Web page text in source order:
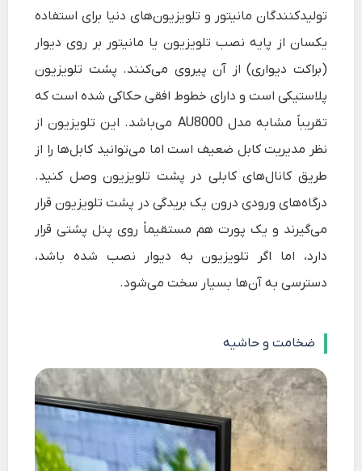
تولیدکنندگان مانیتور و تلویزیون‌های دنیا برای استفاده
یکسان از پایه نصب تلویزیون یا مانیتور بر روی دیوار
(براکت دیواری) از آن پیروی می‌کنند. پشت تلویزیون
پلاستیکی است و دارای خطوط افقی حکاکی شده است که
تقریباً مشابه مدل AU8000 می‌باشد. این تلویزیون از
نظر مدیریت کابل ضعیف است اما می‌توانید کابل‌ها را از
طریق کانال‌های کابلی در پشت تلویزیون وصل کنید.
درگاه‌های ورودی درون یک بریدگی در پشت تلویزیون قرار
می‌گیرند و یک پورت هم مستقیماً روی پنل پشتی قرار
دارد، اما اگر تلویزیون به دیوار نصب شده باشد،
دسترسی به آن‌ها بسیار سخت می‌شود.
ضخامت و حاشیه